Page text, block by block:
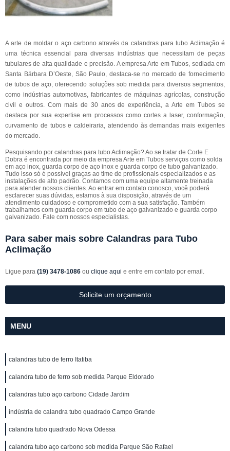
A arte de moldar o aço carbono através da calandras para tubo Aclimação é
uma técnica essencial para diversas indústrias que necessitam de peças
tubulares de alta qualidade e precisão. A empresa Arte em Tubos, sediada em
Santa Bárbara D’Oeste, São Paulo, destaca-se no mercado de fornecimento
de tubos de aço, oferecendo soluções sob medida para diversos segmentos,
como indústrias automotivas, fabricantes de máquinas agrícolas, construção
civil e outros. Com mais de 30 anos de experiência, a Arte em Tubos se
destaca por sua expertise em processos como cortes a laser, conformação,
curvamento de tubos e caldeiraria, atendendo às demandas mais exigentes
do mercado.
Pesquisando por calandras para tubo Aclimação? Ao se tratar de Corte E
Dobra é encontrada por meio da empresa Arte em Tubos serviços como solda
em aço inox, guarda corpo de aço inox e guarda corpo de tubo galvanizado.
Tudo isso só é possível graças ao time de profissionais especializados e as
instalações de alto padrão. Contamos com uma equipe altamente treinada
para atender nossos clientes. Ao entrar em contato conosco, você poderá
esclarecer suas dúvidas, estamos à sua disposição, através de um
atendimento cuidadoso e comprometido com a sua satisfação. Também
trabalhamos com guarda corpo em tubo de aço galvanizado e guarda corpo
galvanizado. Fale com nossos especialistas.
Para saber mais sobre Calandras para Tubo
Aclimação
Ligue para (19) 3478-1086 ou clique aqui e entre em contato por email.
Solicite um orçamento
MENU
calandras tubo de ferro Itatiba
calandra tubo de ferro sob medida Parque Eldorado
calandras tubo aço carbono Cidade Jardim
indústria de calandra tubo quadrado Campo Grande
calandra tubo quadrado Nova Odessa
calandra tubo aço carbono sob medida Parque São Rafael